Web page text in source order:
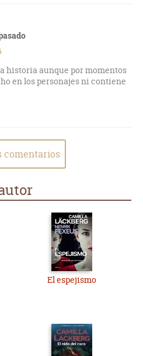
historia aunque por momentos
en los personajes ni contiene
comentarios
El espejismo